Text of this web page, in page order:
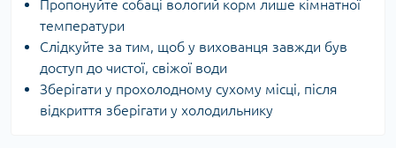
Пропонуйте собаці вологий корм лише кімнатної
температури
Слідкуйте за тим, щоб у вихованця завжди був
доступ до чистої, свіжої води
Зберігати у прохолодному сухому місці, після
відкриття зберігати у холодильнику